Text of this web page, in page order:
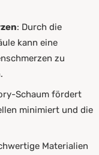
: Durch die
kann eine
zu
Schaum fördert
minimiert und die
Materialien